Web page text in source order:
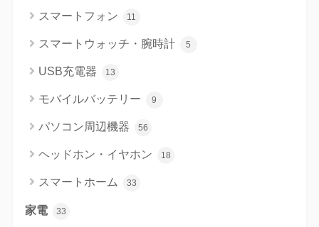
スマートフォン 11
スマートウォッチ・腕時計 5
USB充電器 13
モバイルバッテリー 9
パソコン周辺機器 56
ヘッドホン・イヤホン 18
スマートホーム 33
家電 33